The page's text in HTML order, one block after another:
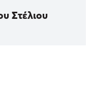
Στέλιου